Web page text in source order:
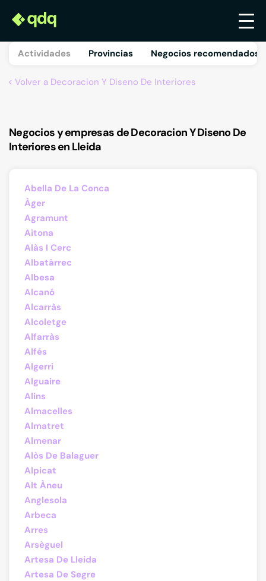
Actividades Provincias Negocios recomendados
Volver a Decoracion Y Diseno De Interiores
Negocios y empresas de Decoracion Y Diseno De
Interiores en Lleida
Abella De La Conca
Àger
Agramunt
Aitona
Alàs I Cerc
Albatàrrec
Albesa
Alcanó
Alcarràs
Alcoletge
Alfarràs
Alfés
Algerri
Alguaire
Alins
Almacelles
Almatret
Almenar
Alòs De Balaguer
Alpicat
Alt Àneu
Anglesola
Arbeca
Arres
Arsèguel
Artesa De Lleida
Artesa De Segre